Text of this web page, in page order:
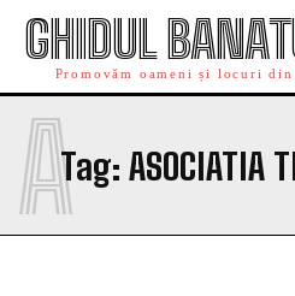
GHIDUL
Promovăm oameni și locuri din
Tag: ASOCIATIA
A